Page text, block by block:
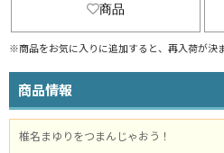
商品
※商品をお気に入りに追加すると、再入荷が決
商品情報
椎名まゆりをつまんじゃおう！